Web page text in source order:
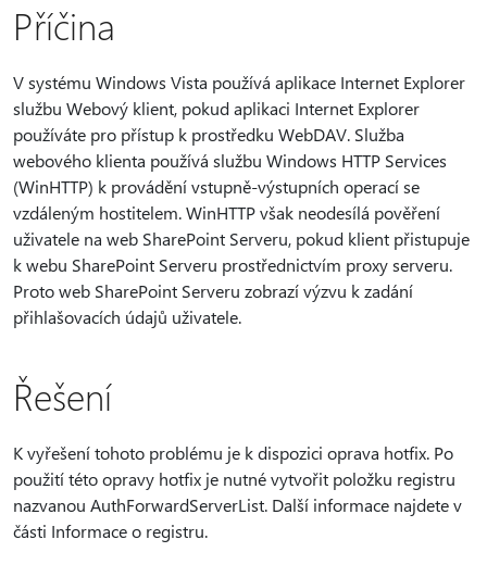
Příčina
V systému Windows Vista používá aplikace Internet Explorer
službu Webový klient, pokud aplikaci Internet Explorer
používáte pro přístup k prostředku WebDAV. Služba
webového klienta používá službu Windows HTTP Services
(WinHTTP) k provádění vstupně-výstupních operací se
vzdáleným hostitelem. WinHTTP však neodesílá pověření
uživatele na web SharePoint Serveru, pokud klient přistupuje
k webu SharePoint Serveru prostřednictvím proxy serveru.
Proto web SharePoint Serveru zobrazí výzvu k zadání
přihlašovacích údajů uživatele.
Řešení
K vyřešení tohoto problému je k dispozici oprava hotfix. Po
použití této opravy hotfix je nutné vytvořit položku registru
nazvanou AuthForwardServerList. Další informace najdete v
části Informace o registru.